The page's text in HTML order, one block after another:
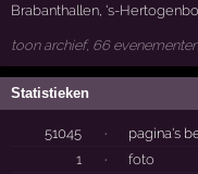
Brabanthallen, 's-
toon archief, 66
Statistieken
51045 ·
pagina's
1
·
foto